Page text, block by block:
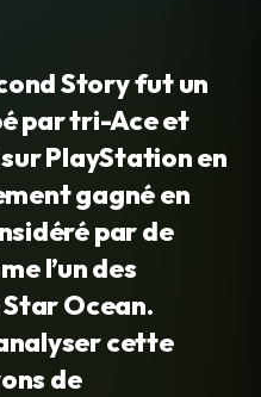
Story fut un
par tri-Ace et
PlayStation en
gagné en
par de
l’un des
Ocean.
cette
de